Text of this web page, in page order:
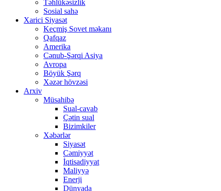
Təhlükəsizlik
Sosial sahə
Xarici Siyasət
Keçmiş Sovet məkanı
Qafqaz
Amerika
Cənub-Şərqi Asiya
Avropa
Böyük Şərq
Xəzər hövzəsi
Arxiv
Müsahibə
Sual-cavab
Çətin sual
Bizimkiler
Xəbərlər
Siyasət
Cəmiyyət
İqtisadiyyat
Maliyyə
Enerji
Dünyada